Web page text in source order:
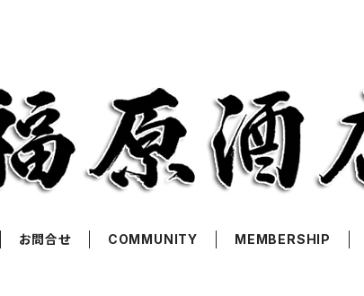
お問合せ COMMUNITY MEMBERSHIP